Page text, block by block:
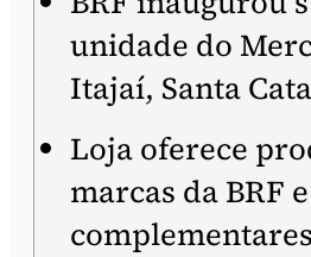
unidade do
Itajaí, Santa
Loja oferece
marcas da BRF e